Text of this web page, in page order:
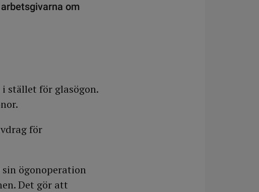
om
stället för glasögon.
för
ögonoperation
Det gör att